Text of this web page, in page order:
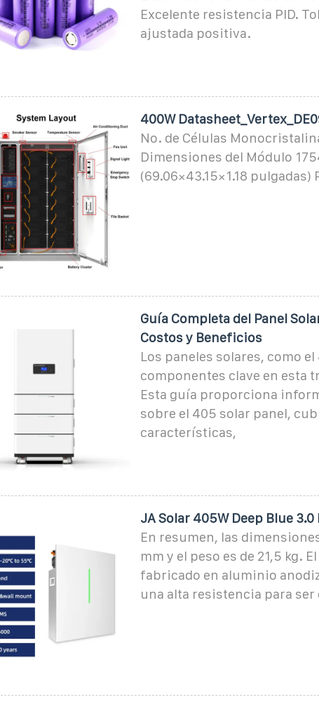
Excelente resistencia PID.
ajustada positiva.
400W
No. de Células
Dimensiones del Módulo
(69.06×43.15×1.18 pulgadas)
Guía Completa del Panel
Costos y Beneficios
Los paneles solares, como
componentes clave en esta
Esta guía proporciona
sobre el 405 solar panel,
características,
JA Solar 405W Deep Blue 3.0
En resumen, las
mm y el peso es de 21,5 kg.
fabricado en aluminio
una alta resistencia para